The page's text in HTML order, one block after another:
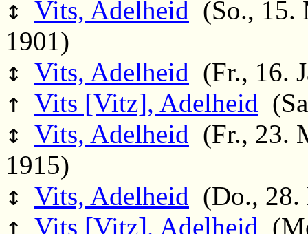
↕ Vits, Adelheid (So., 15.
1901)
↕ Vits, Adelheid (Fr., 16.
↑ Vits [Vitz], Adelheid
↕ Vits, Adelheid (Fr., 23.
1915)
↕ Vits, Adelheid (Do., 28.
↑ Vits [Vitz], Adelheid